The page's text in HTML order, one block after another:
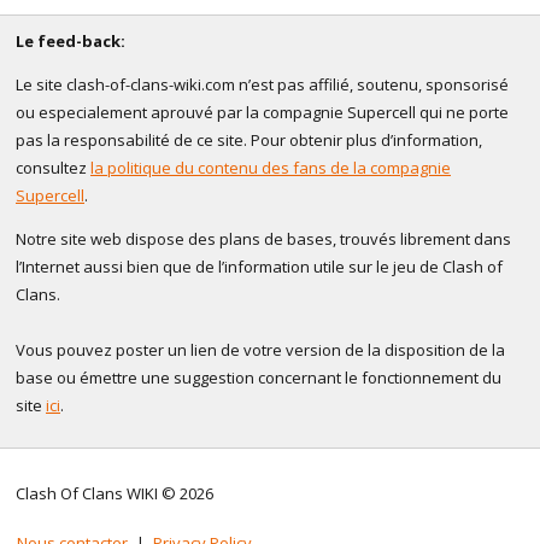
Le feed-back:
Le site clash-of-clans-wiki.com n’est pas affilié, soutenu, sponsorisé
ou especialement aprouvé par la compagnie Supercell qui ne porte
pas la responsabilité de ce site. Pour obtenir plus d’information,
consultez la politique du contenu des fans de la compagnie
Supercell.
Notre site web dispose des plans de bases, trouvés librement dans
l’Internet aussi bien que de l’information utile sur le jeu de Clash of
Clans.
Vous pouvez poster un lien de votre version de la disposition de la
base ou émettre une suggestion concernant le fonctionnement du
site ici.
Clash Of Clans WIKI © 2026